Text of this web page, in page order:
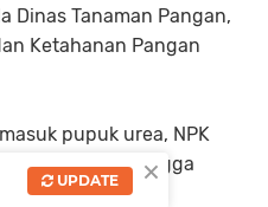
Dinas Tanaman Pangan,
Ketahanan Pangan
pupuk urea, NPK
cukup hingga
×
UPDATE